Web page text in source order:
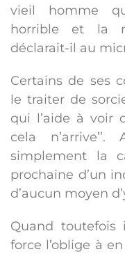
vieil homme
horrible et la
déclarait-il au
Certains de ses
le traiter de
qui l’aide à voir
cela
simplement la
prochaine d’un
d’aucun moyen
Quand toutefois
force l’oblige à